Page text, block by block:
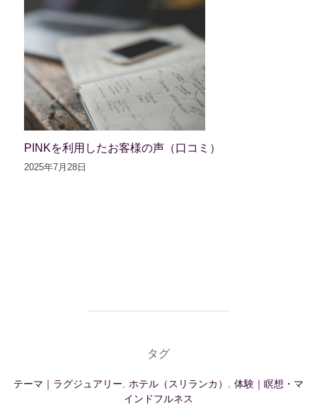
PINKを利用したお客様の声（口コミ）
2025年7月28日
タグ
テーマ｜ラグジュアリー, ホテル（スリランカ） , 体験｜瞑想・マ
インドフルネス